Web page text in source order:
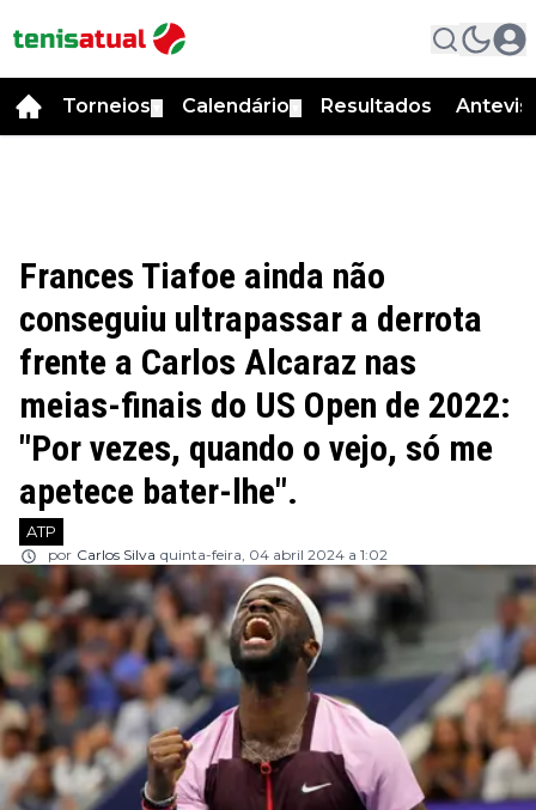
Torneios Calendário Resultados
Frances Tiafoe ainda não
conseguiu ultrapassar a derrota
frente a Carlos Alcaraz nas
meias-finais do US Open de 2022:
"Por vezes, quando o vejo, só me
apetece bater-lhe".
ATP
por Carlos Silva quinta-feira, 04 abril 2024 a 1:02